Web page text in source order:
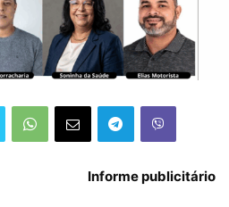
Informe publicitário